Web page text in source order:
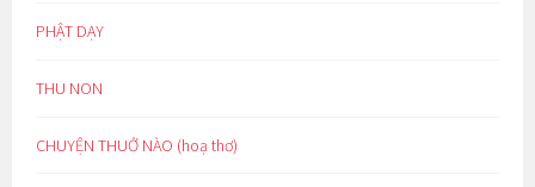
PHẬT DẠY
THU NON
CHUYỆN THUỞ NÀO (hoạ thơ)